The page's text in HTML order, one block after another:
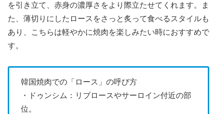
を引き立て、赤身の濃厚さをより際立たせてくれます。ま
た、薄切りにしたロースをさっと炙って食べるスタイルも
あり、こちらは軽やかに焼肉を楽しみたい時におすすめで
す。
韓国焼肉での「ロース」の呼び方
・ドゥンシム：リブロースやサーロイン付近の部
位。